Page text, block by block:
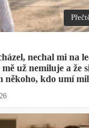
nechal mi na
mě už nemiluje a že
někoho, kdo umí
na nedělní oběd,
vyhodila a nemá